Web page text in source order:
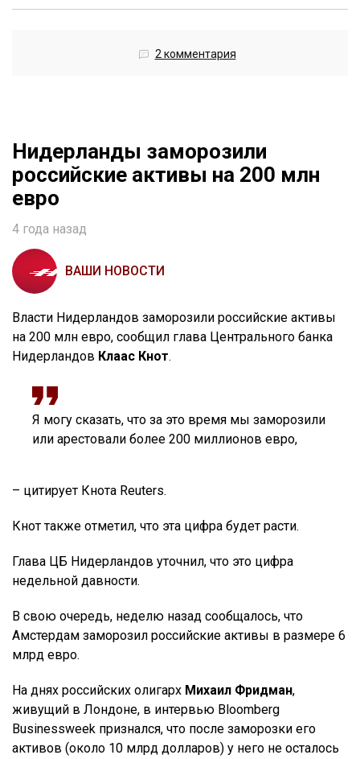
2 комментария
Нидерланды заморозили
российские активы на 200 млн
евро
4 года назад
ВАШИ НОВОСТИ
Власти Нидерландов заморозили российские активы
на 200 млн евро, сообщил глава Центрального банка
Нидерландов Клаас Кнот.
Я могу сказать, что за это время мы заморозили
или арестовали более 200 миллионов евро,
– цитирует Кнота Reuters.
Кнот также отметил, что эта цифра будет расти.
Глава ЦБ Нидерландов уточнил, что это цифра
недельной давности.
В свою очередь, неделю назад сообщалось, что
Амстердам заморозил российские активы в размере 6
млрд евро.
На днях российских олигарх Михаил Фридман,
живущий в Лондоне, в интервью Bloomberg
Businessweek признался, что после заморозки его
активов (около 10 млрд долларов) у него не осталось